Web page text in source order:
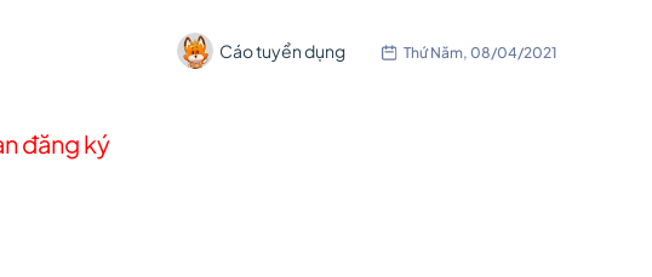
Cáo tuyển dụng Thứ Năm, 08/04/2021
đăng ký